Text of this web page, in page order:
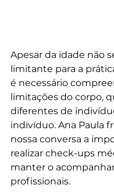
Apesar da idade não
limitante para a
é necessário
limitações do corpo,
diferentes de
indivíduo. Ana Paula
nossa conversa a
realizar check-ups
manter o
profissionais.